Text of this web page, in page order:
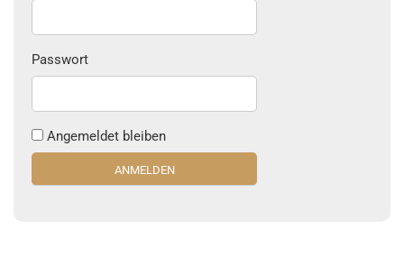
Passwort
Angemeldet bleiben